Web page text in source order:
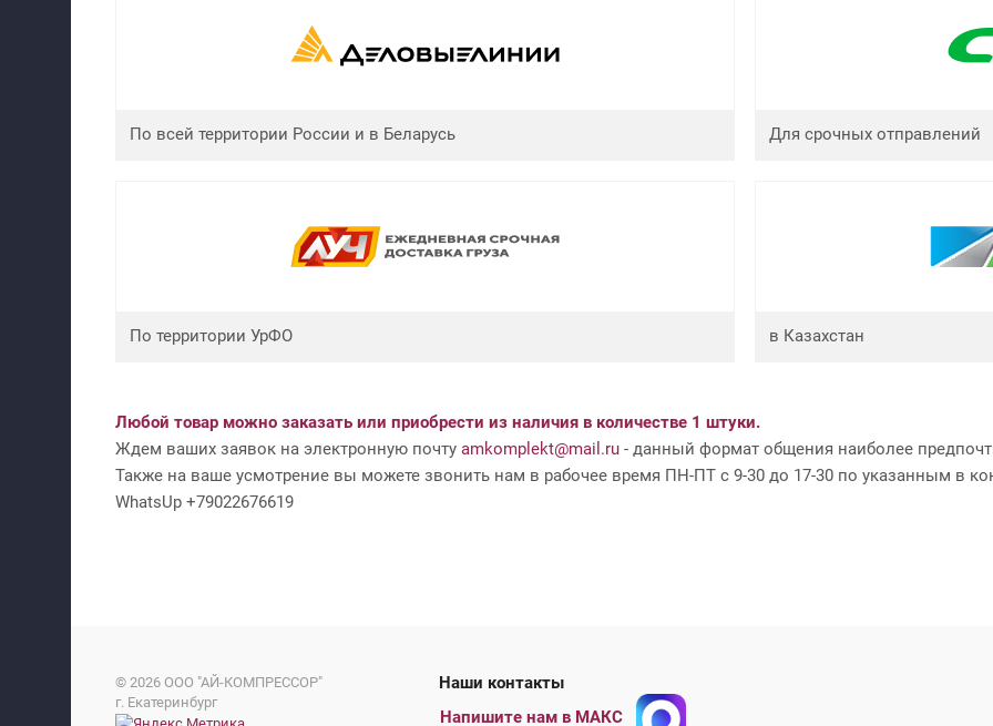
По всей территории России и в Беларусь Для срочных отправлений
По территории УрФО в Казахстан
Любой товар можно заказать или приобрести из наличия в количестве 1 штуки.
Ждем ваших заявок на электронную почту amkomplekt@mail.ru - данный формат общения наиболее
Также на ваше усмотрение вы можете звонить нам в рабочее время ПН-ПТ с 9-30 до 17-30 по указанным в
WhatsUp +79022676619
© 2026 ООО "АЙ-КОМПРЕССОР"
г. Екатеринбург
Наши контакты
Напишите нам в МАКС